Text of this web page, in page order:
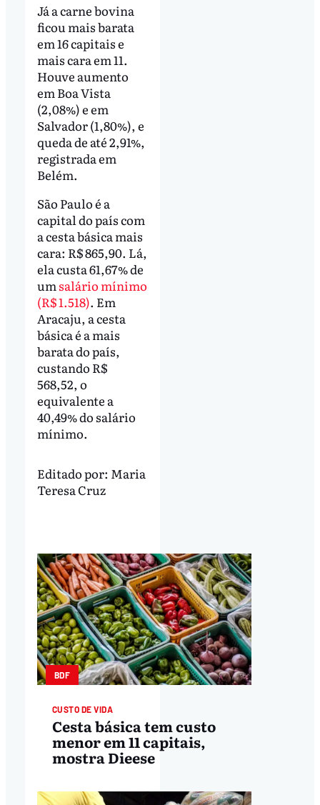
Já a carne bovina
ficou mais barata
em 16 capitais e
mais cara em 11.
Houve aumento
em Boa Vista
(2,08%) e em
Salvador (1,80%), e
queda de até 2,91%,
registrada em
Belém.
São Paulo é a
capital do país com
a cesta básica mais
cara: R$ 865,90. Lá,
ela custa 61,67% de
um salário mínimo
(R$ 1.518). Em
Aracaju, a cesta
básica é a mais
barata do país,
custando R$
568,52, o
equivalente a
40,49% do salário
mínimo.
Editado por: Maria
Teresa Cruz
BDF
CUSTO DE VIDA
Cesta básica tem custo
menor em 11 capitais,
mostra Dieese